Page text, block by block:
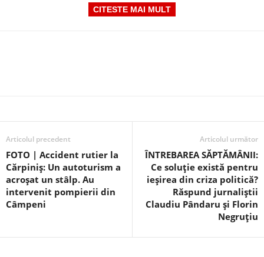
CITESTE MAI MULT
Articolul precedent
FOTO | Accident rutier la
Cărpiniș: Un autoturism a
acroșat un stâlp. Au
intervenit pompierii din
Câmpeni
Articolul următor
ÎNTREBAREA SĂPTĂMÂNII:
Ce soluție există pentru
ieșirea din criza politică?
Răspund jurnaliștii
Claudiu Pândaru și Florin
Negruțiu